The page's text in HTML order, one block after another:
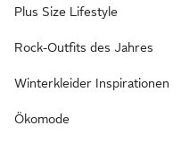
Plus Size Lifestyle
Rock-Outfits des Jahres
Winterkleider Inspirationen
Ökomode